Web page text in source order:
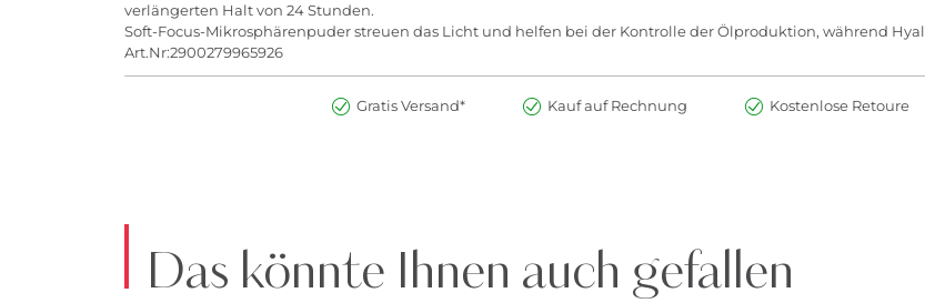
verlängerten Halt von 24 Stunden.
Soft-Focus-Mikrosphärenpuder streuen das Licht und helfen bei der Kontrolle der Ölproduktion, während
Art.Nr:2900279965926
Gratis Versand* Kauf auf Rechnung Kostenlose Retoure
Das könnte Ihnen auch gefallen